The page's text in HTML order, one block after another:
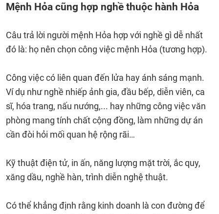
Mệnh Hỏa cũng hợp nghề thuộc hành Hỏa
Câu trả lời người mệnh Hỏa hợp với nghề gì dễ nhất
đó là: họ nên chọn công việc mệnh Hỏa (tương hợp).
Công việc có liên quan đến lửa hay ánh sáng mạnh.
Ví dụ như nghề nhiếp ảnh gia, đầu bếp, diễn viên, ca
sĩ, hóa trang, nấu nướng,... hay những công việc văn
phòng mang tính chất cộng đồng, làm những dự án
cần đòi hỏi mối quan hệ rộng rãi…
Kỹ thuật điện tử, in ấn, năng lượng mặt trời, ắc quy,
xăng dầu, nghề hàn, trình diễn nghệ thuật.
Có thể khẳng định rằng kinh doanh là con đường để